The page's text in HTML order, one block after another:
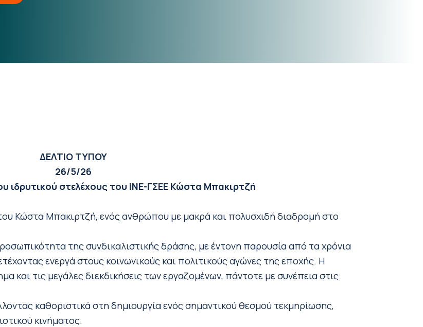
ΔΕΛΤΙΟ ΤΥΠΟΥ
26/5/26
ιδρυτικού στελέχους του ΙΝΕ-ΓΣΕΕ Κώστα Μπακιρτζή
Κώστα Μπακιρτζή, ενός ανθρώπου με μακρά και πολυσχιδή διαδρομή στο
της συνδικαλιστικής δράσης, με έντονη παρουσία από τα χρόνια
ενεργά στους κοινωνικούς και πολιτικούς αγώνες της εποχής. Η
και τις μεγάλες διεκδικήσεις των εργαζομένων, πάντοτε με συνέπεια στις
καθοριστικά στη δημιουργία ενός σημαντικού θεσμού τεκμηρίωσης,
κινήματος.